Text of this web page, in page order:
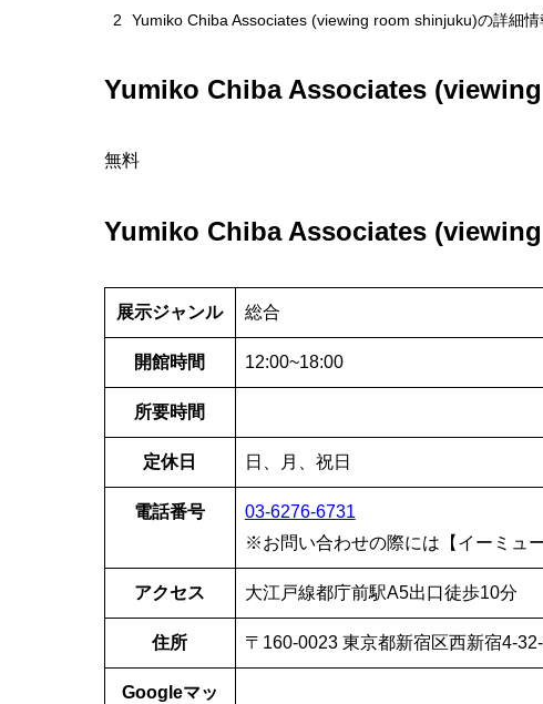
2 Yumiko Chiba Associates (viewing room shinjuku)の詳細情
Yumiko Chiba Associates
無料
Yumiko Chiba Associates
展示ジャンル 総合
開館時間 12:00~18:00
所要時間
定休日 日、月、祝日
電話番号
03-6276-6731
※お問い合わせの際には【イーミュ
アクセス 大江戸線都庁前駅A5出口徒歩10分
住所 〒160-0023 東京都新宿区西新宿4-
Googleマッ